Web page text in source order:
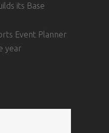
its Base
Event Planner
year